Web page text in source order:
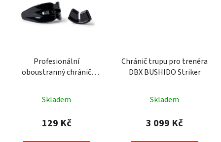
Profesionální
oboustranný chránič
Skladem
129 Kč
Chránič trupu pro trenéra
DBX BUSHIDO Striker
Skladem
3 099 Kč